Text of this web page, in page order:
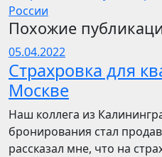
России
Похожие
05.04.2022
Страхровка для
Москве
Наш коллега из
бронирования стал
рассказал мне, что на